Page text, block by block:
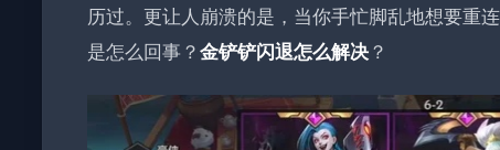
历过。更让人崩溃的是，当你手忙脚乱地想要重
是怎么回事？金铲铲闪退怎么解决？